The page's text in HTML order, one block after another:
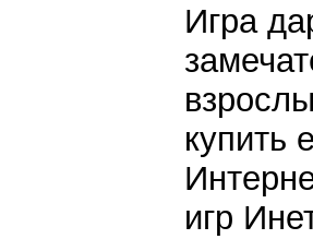
Игра
купить
игр